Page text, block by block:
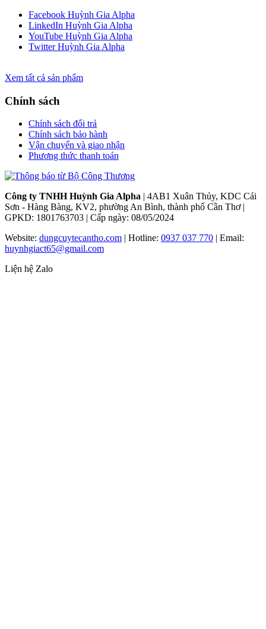
Facebook Huỳnh Gia Alpha
LinkedIn Huỳnh Gia Alpha
YouTube Huỳnh Gia Alpha
Twitter Huỳnh Gia Alpha
Xem tất cả sản phẩm
Chính sách
Chính sách đổi trả
Chính sách bảo hành
Vận chuyển và giao nhận
Phương thức thanh toán
Công ty TNHH Huỳnh Gia Alpha | 4AB1 Xuân Thủy, KDC Cái
Sơn - Hàng Bàng, KV2, phường An Bình, thành phố Cần Thơ |
GPKD: 1801763703 | Cấp ngày: 08/05/2024
Website: dungcuytecantho.com | Hotline: 0937 037 770 | Email:
huynhgiact65@gmail.com
Liện hệ Zalo